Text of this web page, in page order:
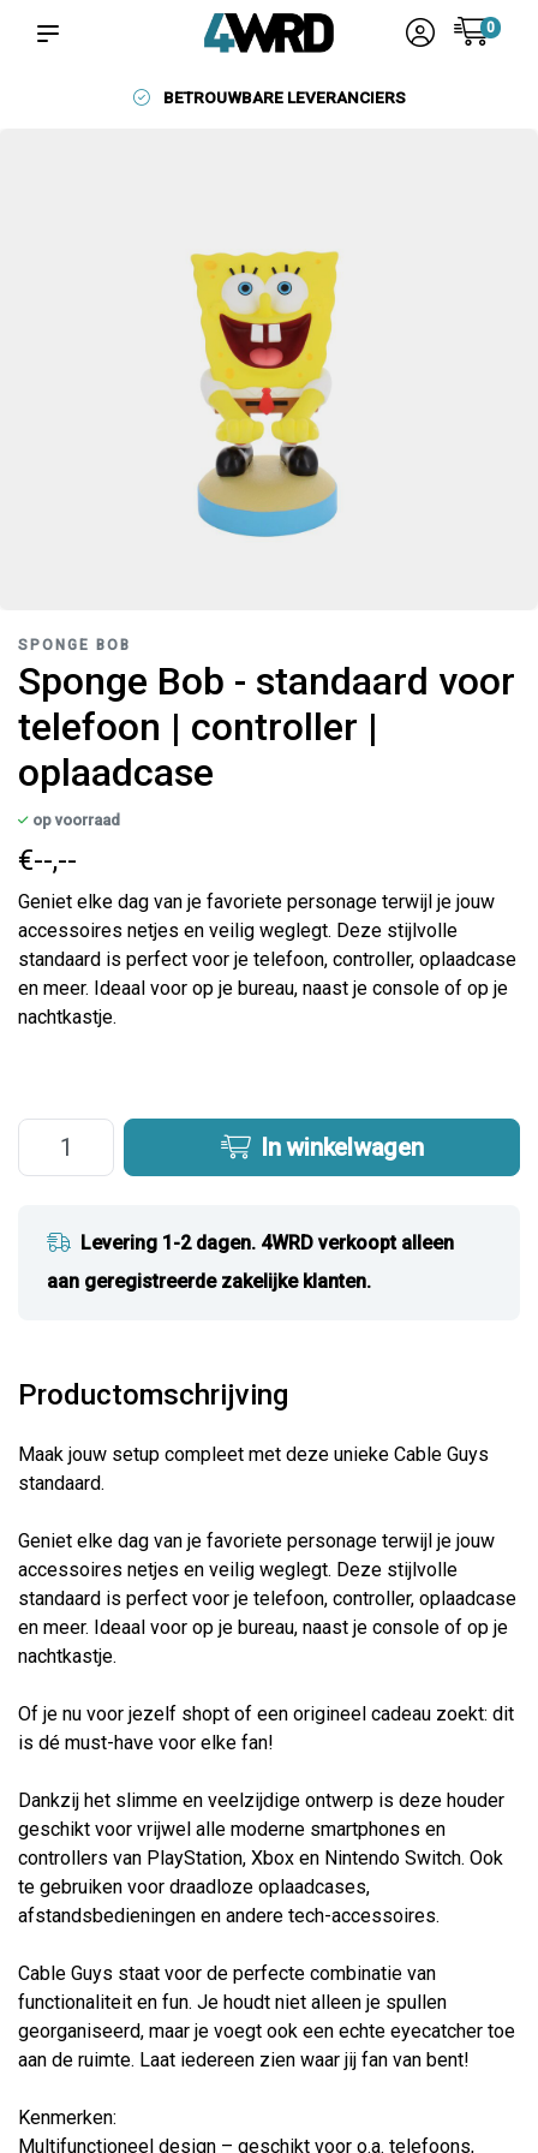
0
BETROUWBARE LEVERANCIERS
SPONGE BOB
Sponge Bob - standaard voor
telefoon | controller |
oplaadcase
op voorraad
€--,--
Geniet elke dag van je favoriete personage terwijl je jouw
accessoires netjes en veilig weglegt. Deze stijlvolle
standaard is perfect voor je telefoon, controller, oplaadcase
en meer. Ideaal voor op je bureau, naast je console of op je
nachtkastje.
In winkelwagen
Levering 1-2 dagen. 4WRD verkoopt alleen
aan geregistreerde zakelijke klanten.
Productomschrijving
Maak jouw setup compleet met deze unieke Cable Guys
standaard.
Geniet elke dag van je favoriete personage terwijl je jouw
accessoires netjes en veilig weglegt. Deze stijlvolle
standaard is perfect voor je telefoon, controller, oplaadcase
en meer. Ideaal voor op je bureau, naast je console of op je
nachtkastje.
Of je nu voor jezelf shopt of een origineel cadeau zoekt: dit
is dé must-have voor elke fan!
Dankzij het slimme en veelzijdige ontwerp is deze houder
geschikt voor vrijwel alle moderne smartphones en
controllers van PlayStation, Xbox en Nintendo Switch. Ook
te gebruiken voor draadloze oplaadcases,
afstandsbedieningen en andere tech-accessoires.
Cable Guys staat voor de perfecte combinatie van
functionaliteit en fun. Je houdt niet alleen je spullen
georganiseerd, maar je voegt ook een echte eyecatcher toe
aan de ruimte. Laat iedereen zien waar jij fan van bent!
Kenmerken:
Multifunctioneel design – geschikt voor o.a. telefoons,